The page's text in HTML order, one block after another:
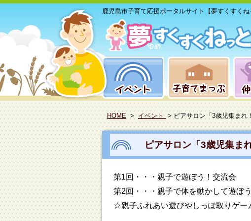
鹿児島市子育て応援ポータルサイト【夢すくすく
HOME > イベント > ピアサロン「3歳児集まれ
ピアサロン「3歳児集ま
第1回・・・親子で遊ぼう！交流会
第2回・・・親子で体を動かして遊ぼ
☆親子ふれあい遊びやしっぽ取りゲー